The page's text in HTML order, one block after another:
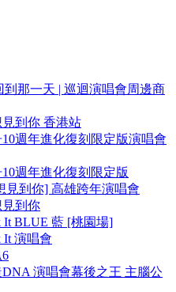
到那一天 | 巡迴演唱會周邊商
見到你 香港站
10週年進化復刻限定版演唱會
週年進化復刻限定版
見到你] 高雄跨年演唱會
見到你
It BLUE 藍 [桃園場]
It 演唱會
DNA 演唱會幕後之王 主腦公